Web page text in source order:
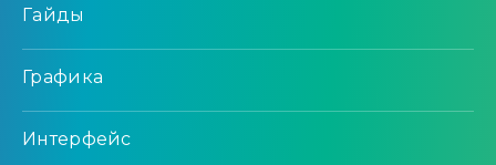
Гайды
Графика
Интерфейс